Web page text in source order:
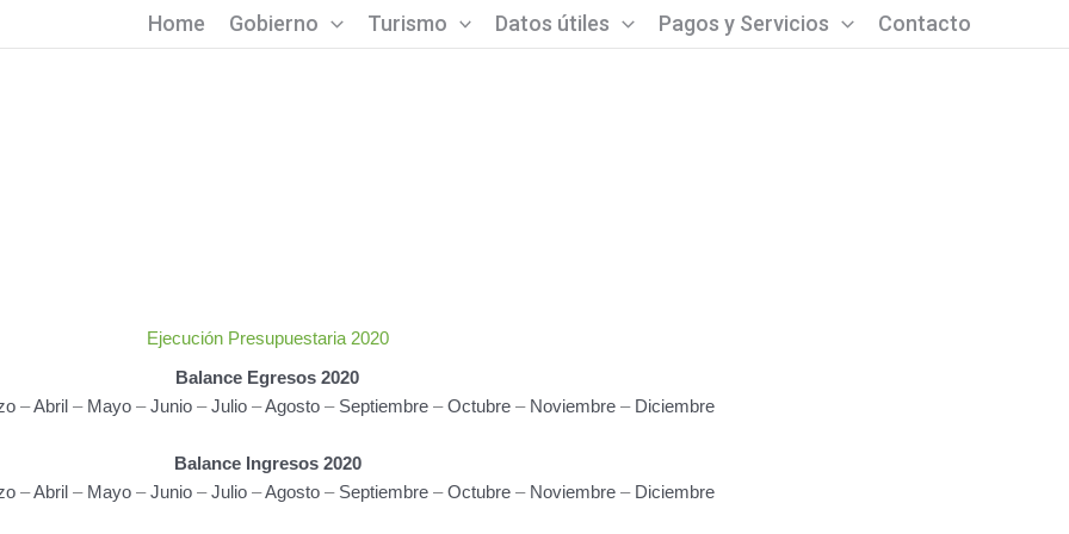
Home Gobierno Turismo Datos útiles Pagos y Servicios Contacto
Ejecución Presupuestaria 2020
Balance Egresos 2020
–Abril – Mayo –Junio –Julio –Agosto – Septiembre –Octubre – Noviembre – Diciembre
Balance Ingresos 2020
–Abril – Mayo –Junio –Julio –Agosto – Septiembre –Octubre – Noviembre – Diciembre